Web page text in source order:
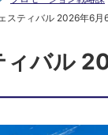
スティバル 2026年6月
ィバル